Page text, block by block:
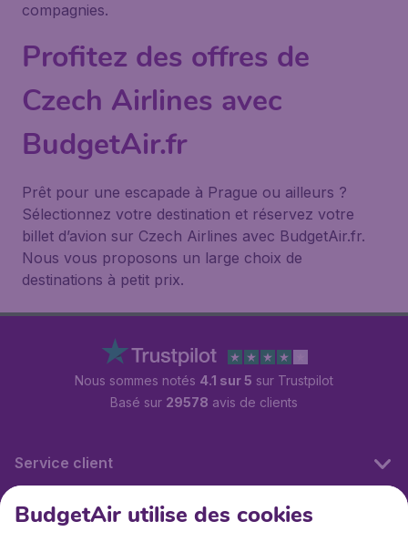
compagnies.
Profitez des offres de
Czech Airlines avec
BudgetAir.fr
Prêt pour une escapade à Prague ou ailleurs ?
Sélectionnez votre destination et réservez votre
billet d’avion sur Czech Airlines avec BudgetAir.fr.
Nous vous proposons un large choix de
destinations à petit prix.
Nous sommes notés 4.1 sur 5 sur Trustpilot
Basé sur 29578 avis de clients
Service client
BudgetAir.fr
BudgetAir utilise des cookies